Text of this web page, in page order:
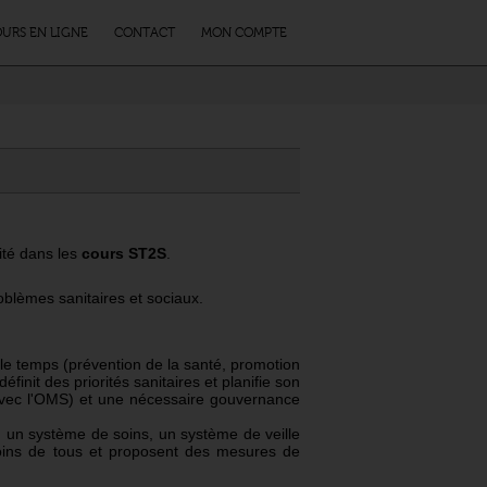
EN LIGNE CONTACT MON COMPTE
dans les cours ST2S
sanitaires et sociaux.
temps (prévention de la santé, promotion
des priorités sanitaires et planifie son
l'OMS) et une nécessaire gouvernance
système de soins, un système de veille
de tous et proposent des mesures de